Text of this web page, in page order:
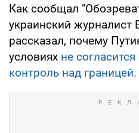
Как сообщал
украинский журналист
рассказал, почему
условиях не
контроль над границей.